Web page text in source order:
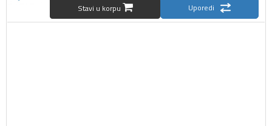
Stavi u korpu Uporedi